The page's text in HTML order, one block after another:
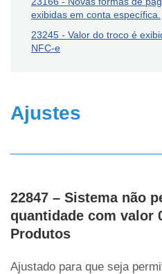
exibidas em conta específica.
23245 - Valor do troco é
NFC-e
Ajustes
22847 – Sistema não
quantidade com valor
Produtos
Ajustado para que seja